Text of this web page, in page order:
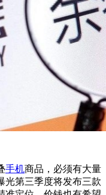
手机商品，必须有大量
光第三季度将发布三款